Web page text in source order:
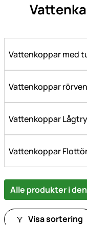
Vattenkoppar med
Vattenkoppar
Vattenkoppar
Vattenkoppar
Alle produkter i
Visa sortering